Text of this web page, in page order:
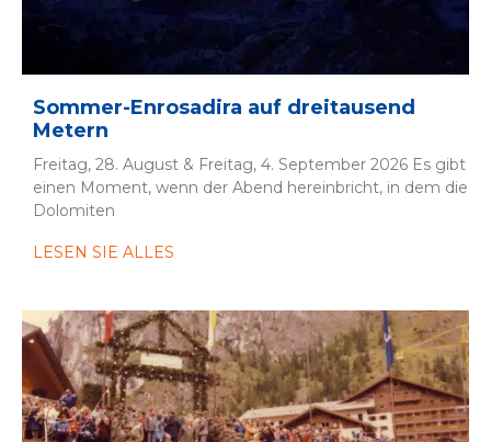
Sommer-Enrosadira auf dreitausend
Metern
Freitag, 28. August & Freitag, 4. September 2026 Es gibt
einen Moment, wenn der Abend hereinbricht, in dem die
Dolomiten
LESEN SIE ALLES